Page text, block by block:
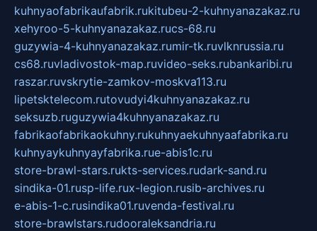
kuhnyaofabrikaufabrik.rukitubeu-2-kuhnyanazakaz.ru
xehyroo-5-kuhnyanazakaz.rucs-68.ru
guzywia-4-kuhnyanazakaz.rumir-tk.ruvlknrussia.ru
cs68.ruvladivostok-map.ruvideo-seks.rubankaribi.ru
raszar.ruvskrytie-zamkov-moskva113.ru
lipetsktelecom.rutovudyi4kuhnyanazakaz.ru
seksuzb.ruguzywia4kuhnyanazakaz.ru
fabrikaofabrikaokuhny.rukuhnyaekuhnyaafabrika.ru
kuhnyaykuhnyayfabrika.rue-abis1c.ru
store-brawl-stars.rukts-services.rudark-sand.ru
sindika-01.rusp-life.rux-legion.rusib-archives.ru
e-abis-1-c.rusindika01.ruvenda-festival.ru
store-brawlstars.rudooraleksandria.ru